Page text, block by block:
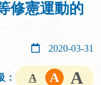
修憲運動的
2020-03-31
：